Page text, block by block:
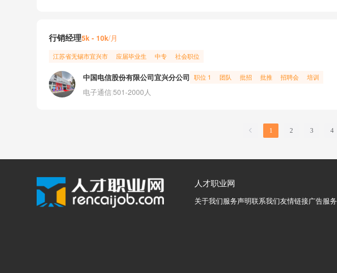
行销经理5k - 10k/月
江苏省无锡市宜兴市 应届毕业生 中专 社会职位
中国电信股份有限公司宜兴分公司 职位 1 团队 批招 批推 招聘会 培训
电子通信501-2000人
1 2 3 4
人才职业网
关于我们服务声明联系我们友情链接广告服务